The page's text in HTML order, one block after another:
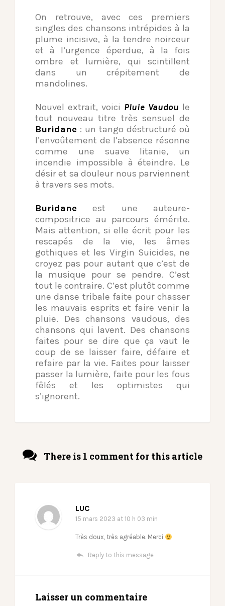
On retrouve, avec ces premiers
singles des chansons intrépides à la
plume incisive, à la tendre noirceur
et à l’urgence éperdue, à la fois
ombre et lumière, qui scintillent
dans un crépitement de
mandolines.
Nouvel extrait, voici Pluie Vaudou le
tout nouveau titre très sensuel de
Buridane : un tango déstructuré où
l’envoûtement de l’absence résonne
comme une suave litanie, un
incendie impossible à éteindre. Le
désir et sa douleur nous parviennent
à travers ses mots.
Buridane est une auteure-
compositrice au parcours émérite.
Mais attention, si elle écrit pour les
rescapés de la vie, les âmes
gothiques et les Virgin Suicides, ne
croyez pas pour autant que c’est de
la musique pour se pendre. C’est
tout le contraire. C’est plutôt comme
une danse tribale faite pour chasser
les mauvais esprits et faire venir la
pluie. Des chansons vaudous, des
chansons qui lavent. Des chansons
faites pour se dire que ça vaut le
coup de se laisser faire, défaire et
refaire par la vie. Faites pour laisser
passer la lumière, faite pour les fous
fêlés et les optimistes qui
s’ignorent.
There is 1 comment for this article
LUC
15 mars 2023 at 10 h 03 min
Très doux, très agréable. Merci
Reply to this message
Laisser un commentaire